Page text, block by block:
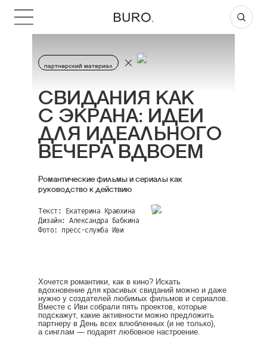
партнерский материал
СВИДАНИЯ КАК
С ЭКРАНА: ИДЕИ
ДЛЯ ИДЕАЛЬНОГО
ВЕЧЕРА ВДВОЕМ
Романтические фильмы и сериалы как
руководство к действию
Текст: Екатерина Краюхина
Дизайн: Александра Бабкина
Фото: пресс-служба Иви
Хочется романтики, как в кино? Искать
вдохновение для красивых свиданий можно и даже
нужно у создателей любимых фильмов и сериалов.
Вместе с Иви собрали пять проектов, которые
подскажут, какие активности можно предложить
партнеру в День всех влюбленных (и не только),
а синглам — подарят любовное настроение.